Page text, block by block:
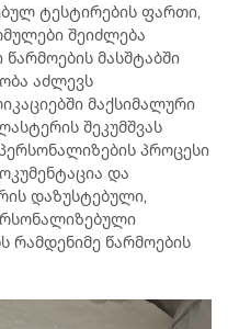
ტესტირების ფართი,
შეიძლება
მასშტაბში
აძლევს
მაქსიმალური
შეკუმშვას
პროცესი
და
დაზუსტებული,
რამდენიმე წარმოების